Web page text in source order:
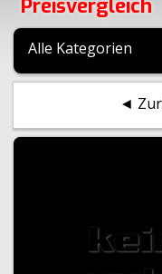
Preisvergleich
Alle Kategorien
◄